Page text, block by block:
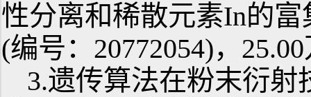
性分离和稀散元素In的
(编号：20772054)，
3.遗传算法在粉末衍